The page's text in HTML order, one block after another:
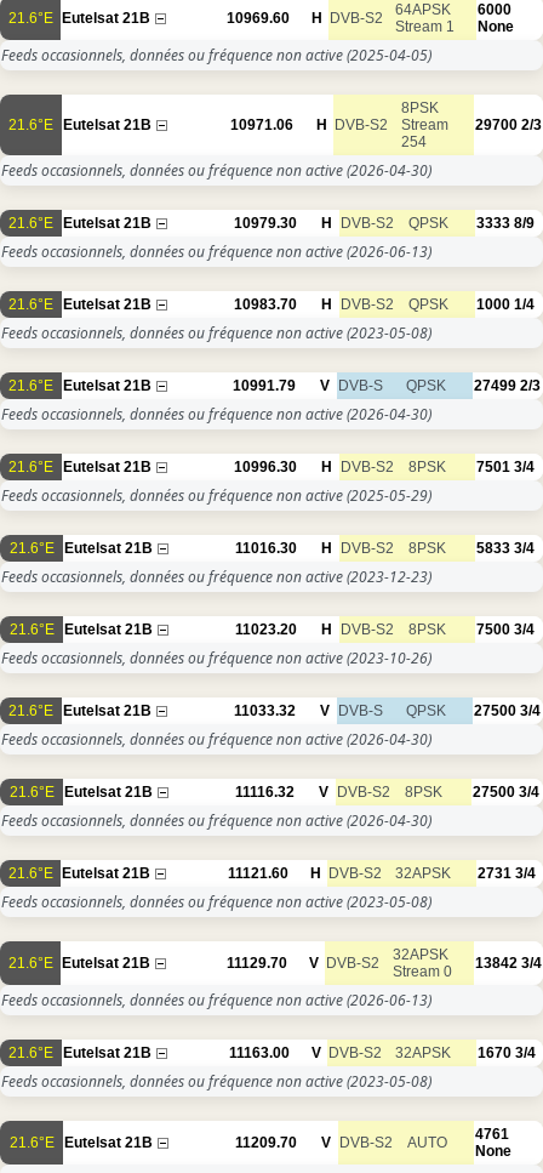
21.6°E Eutelsat 21B 10969.60 H DVB-S2
64APSK
Stream 1
6000
None
Feeds occasionnels, données ou fréquence non active(2025-04-05)
21.6°E Eutelsat 21B 10971.06 H DVB-S2
8PSK
Stream
254
29700 2/3
Feeds occasionnels, données ou fréquence non active(2026-04-30)
21.6°E Eutelsat 21B 10979.30 H DVB-S2 QPSK 3333 8/9
Feeds occasionnels, données ou fréquence non active(2026-06-13)
21.6°E Eutelsat 21B 10983.70 H DVB-S2 QPSK 1000 1/4
Feeds occasionnels, données ou fréquence non active(2023-05-08)
21.6°E Eutelsat 21B 10991.79 V DVB-S QPSK 27499 2/3
Feeds occasionnels, données ou fréquence non active(2026-04-30)
21.6°E Eutelsat 21B 10996.30 H DVB-S2 8PSK 7501 3/4
Feeds occasionnels, données ou fréquence non active(2025-05-29)
21.6°E Eutelsat 21B 11016.30 H DVB-S2 8PSK 5833 3/4
Feeds occasionnels, données ou fréquence non active(2023-12-23)
21.6°E Eutelsat 21B 11023.20 H DVB-S2 8PSK 7500 3/4
Feeds occasionnels, données ou fréquence non active(2023-10-26)
21.6°E Eutelsat 21B 11033.32 V DVB-S QPSK 27500 3/4
Feeds occasionnels, données ou fréquence non active(2026-04-30)
21.6°E Eutelsat 21B 11116.32 V DVB-S2 8PSK 27500 3/4
Feeds occasionnels, données ou fréquence non active(2026-04-30)
21.6°E Eutelsat 21B 11121.60 H DVB-S2 32APSK 2731 3/4
Feeds occasionnels, données ou fréquence non active(2023-05-08)
21.6°E Eutelsat 21B 11129.70 V DVB-S2
32APSK
Stream 0
13842 3/4
Feeds occasionnels, données ou fréquence non active(2026-06-13)
21.6°E Eutelsat 21B 11163.00 V DVB-S2 32APSK 1670 3/4
Feeds occasionnels, données ou fréquence non active(2023-05-08)
21.6°E Eutelsat 21B 11209.70 V DVB-S2 AUTO
4761
None